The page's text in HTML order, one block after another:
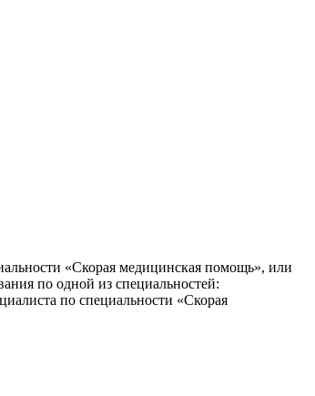
«Скорая медицинская помощь», или
по одной из специальностей:
по специальности «Скорая